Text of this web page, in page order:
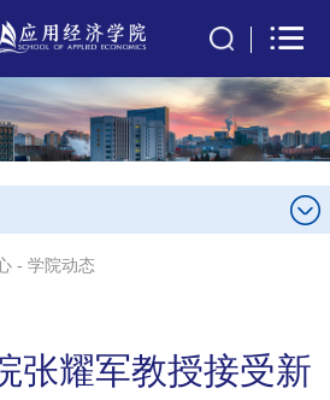
-学院动态
张耀军教授接受新